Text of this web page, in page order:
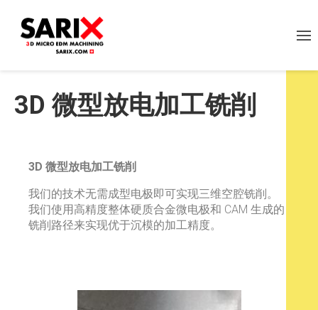
3D 微型放电加工铣削
3D 微型放电加工铣削
我们的技术无需成型电极即可实现三维空腔铣削。
我们使用高精度整体硬质合金微电极和 CAM 生成的
铣削路径来实现优于沉模的加工精度。